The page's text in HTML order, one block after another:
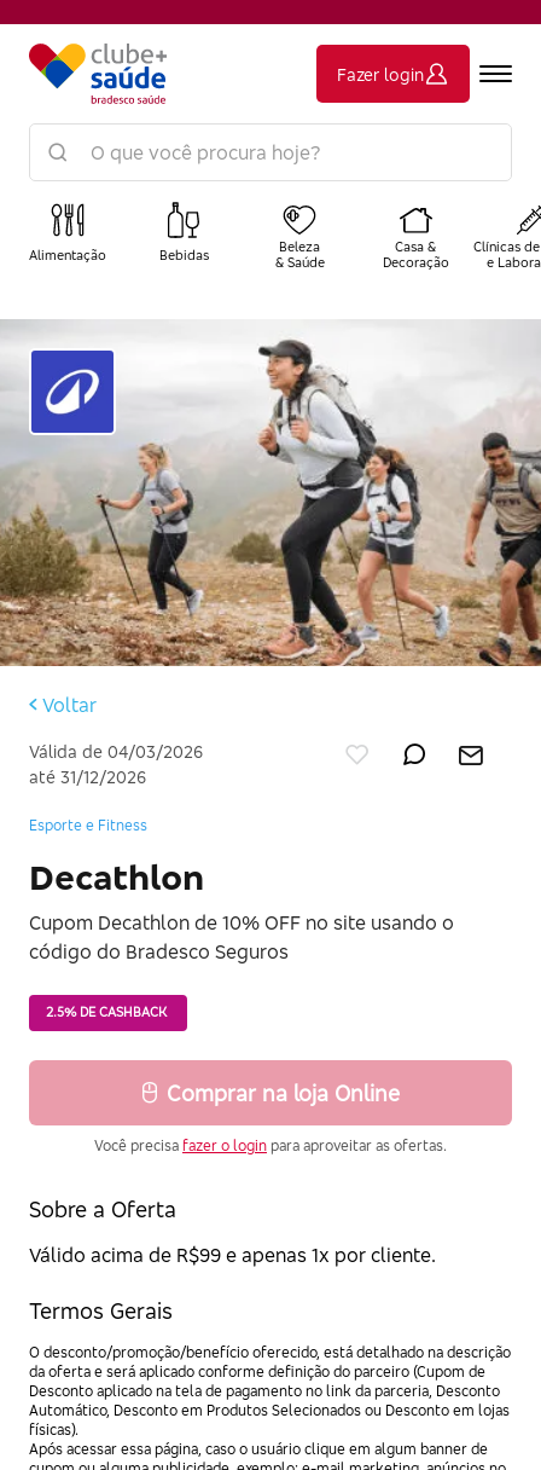
Fazer login
Alimentação Bebidas
Beleza
& Saúde
Casa &
Decoração
Clínicas
e
Voltar
Válida de 04/03/2026
até 31/12/2026
Esporte e Fitness
Decathlon
Cupom Decathlon de 10% OFF no site usando o
código do Bradesco Seguros
2.5% DE CASHBACK
Comprar na loja Online
Você precisa fazer o login para aproveitar as ofertas.
Sobre a Oferta
Válido acima de R$99 e apenas 1x por cliente.
Termos Gerais
O desconto/promoção/benefício oferecido, está detalhado na descrição
da oferta e será aplicado conforme definição do parceiro (Cupom de
Desconto aplicado na tela de pagamento no link da parceria, Desconto
Automático, Desconto em Produtos Selecionados ou Desconto em lojas
físicas).
Após acessar essa página, caso o usuário clique em algum banner de